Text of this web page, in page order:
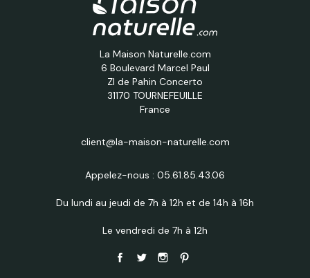
La Maison Naturelle.com
6 Boulevard Marcel Paul
ZI de Pahin Concerto
31170 TOURNEFEUILLE
France
client@la-maison-naturelle.com
Appelez-nous : 05.61.85.43.06
Du lundi au jeudi de 7h à 12h et de 14h à 16h
Le vendredi de 7h à 12h